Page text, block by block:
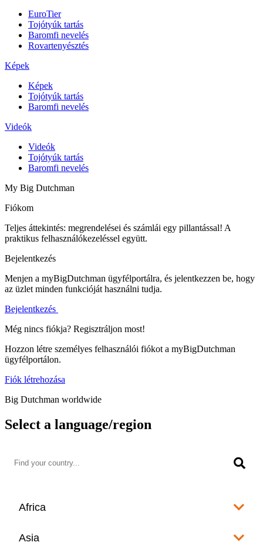
EuroTier
Tojótyúk tartás
Baromfi nevelés
Rovartenyésztés
Képek
Képek
Tojótyúk tartás
Baromfi nevelés
Videók
Videók
Tojótyúk tartás
Baromfi nevelés
My Big Dutchman
Fiókom
Teljes áttekintés: megrendelései és számlái egy pillantással! A
praktikus felhasználókezeléssel együtt.
Bejelentkezés
Menjen a myBigDutchman ügyfélportálra, és jelentkezzen be, hogy
az üzlet minden funkcióját használni tudja.
Bejelentkezés
Még nincs fiókja? Regisztráljon most!
Hozzon létre személyes felhasználói fiókot a myBigDutchman
ügyfélportálon.
Fiók létrehozása
Big Dutchman worldwide
Select a language/region
Africa
Asia